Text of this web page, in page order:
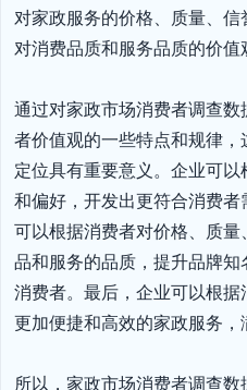
对家政服务的价格、质量、
对消费品质和服务品质的价值
通过对家政市场消费者调查
者价值观的一些特点和规律
定位具有重要意义。企业可
和偏好，开发出更符合消费
可以根据消费者对价格、质
品和服务的品质，提升品牌
消费者。最后，企业可以根
更加便捷和高效的家政服务，
所以，家政市场消费者调查